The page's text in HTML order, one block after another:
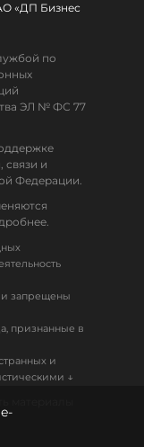
«ДП Бизнес
по
ЭЛ № ФС 77
связи и
Федерации.
и запрещены
признанные в
и
↓